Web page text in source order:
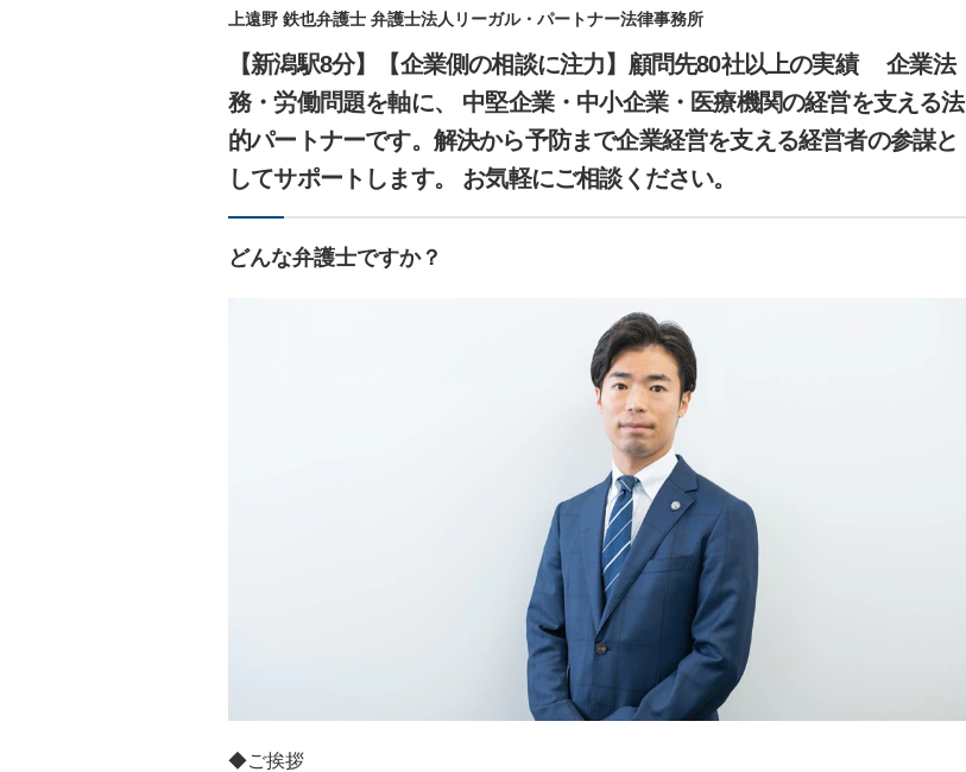
上遠野 鉄也弁護士 弁護士法人リーガル・パートナー法律事務所
【新潟駅8分】【企業側の相談に注力】顧問先80社以上の実績 企業法
務・労働問題を軸に、 中堅企業・中小企業・医療機関の経営を支える法
的パートナーです。解決から予防まで企業経営を支える経営者の参謀と
してサポートします。 お気軽にご相談ください。
どんな弁護士ですか？
◆ご挨拶